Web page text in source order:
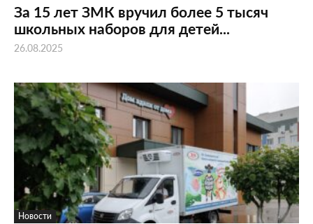
За 15 лет ЗМК вручил более 5 тысяч
школьных наборов для детей...
26.08.2025
Новости